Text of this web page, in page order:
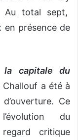
Au total sept,
présence de
la capitale du
Challouf a été à
Ce
du
critique